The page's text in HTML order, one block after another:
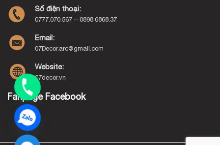
Số điện thoại:
0777.070.567 – 0898.6868.37
Email:
07Decor.arc@gmail.com
Website:
07decor.vn
Fanpage Facebook